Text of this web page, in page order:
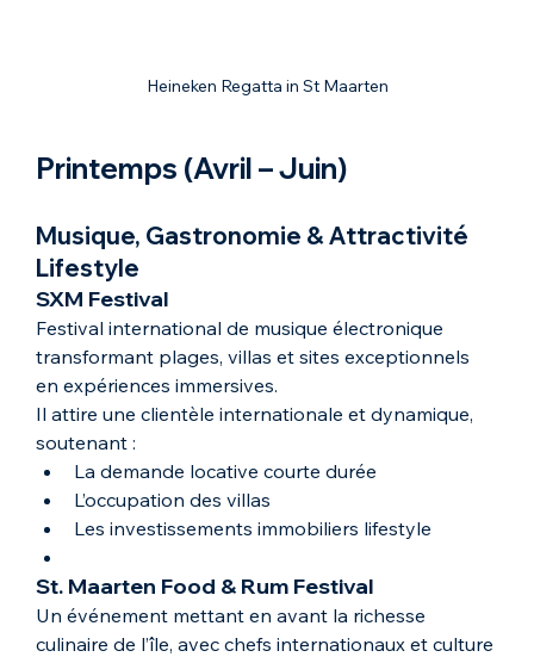
Heineken Regatta in St Maarten
Printemps (Avril – Juin)
Musique, Gastronomie & Attractivité
Lifestyle
SXM Festival
Festival international de musique électronique
transformant plages, villas et sites exceptionnels
en expériences immersives.
Il attire une clientèle internationale et dynamique,
soutenant :
La demande locative courte durée
L’occupation des villas
Les investissements immobiliers lifestyle
St. Maarten Food & Rum Festival
Un événement mettant en avant la richesse
culinaire de l’île, avec chefs internationaux et culture